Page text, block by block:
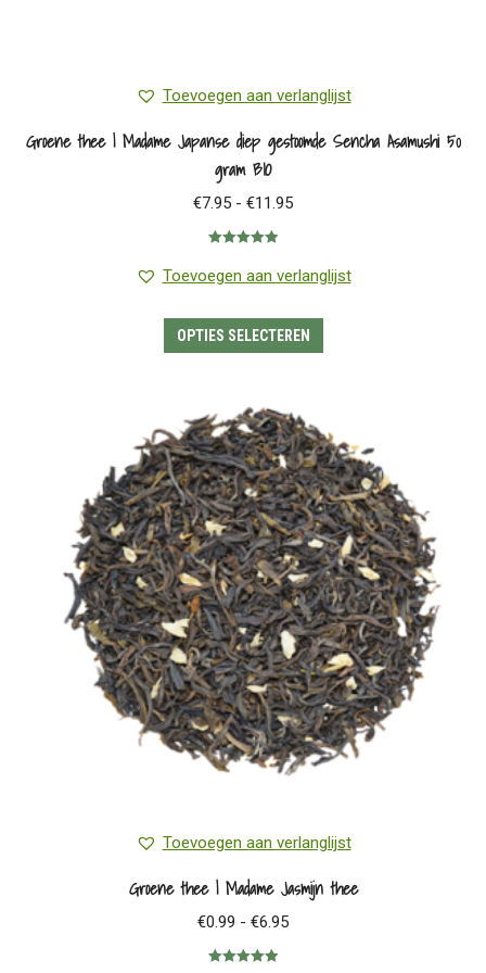
Toevoegen aan verlanglijst
Groene thee | Madame Japanse diep gestoomde Sencha Asamushi 50
gram BIO
€7.95 - €11.95Prijsklasse:
€11.95
5.00 uit 5
Toevoegen aan verlanglijst
OPTIES SELECTEREN
variaties.
Deze
optie
kan
gekozen
worden
op
de
productpagina
Toevoegen aan verlanglijst
Groene thee | Madame Jasmijn thee
€0.99 - €6.95Prijsklasse: